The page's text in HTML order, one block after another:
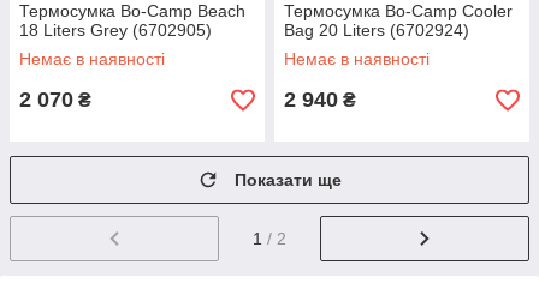
Термосумка Bo-Camp Beach
18 Liters Grey (6702905)
Немає в наявності
2 070 ₴
Термосумка Bo-Camp Cooler
Bag 20 Liters (6702924)
Немає в наявності
2 940 ₴
Показати ще
1 / 2